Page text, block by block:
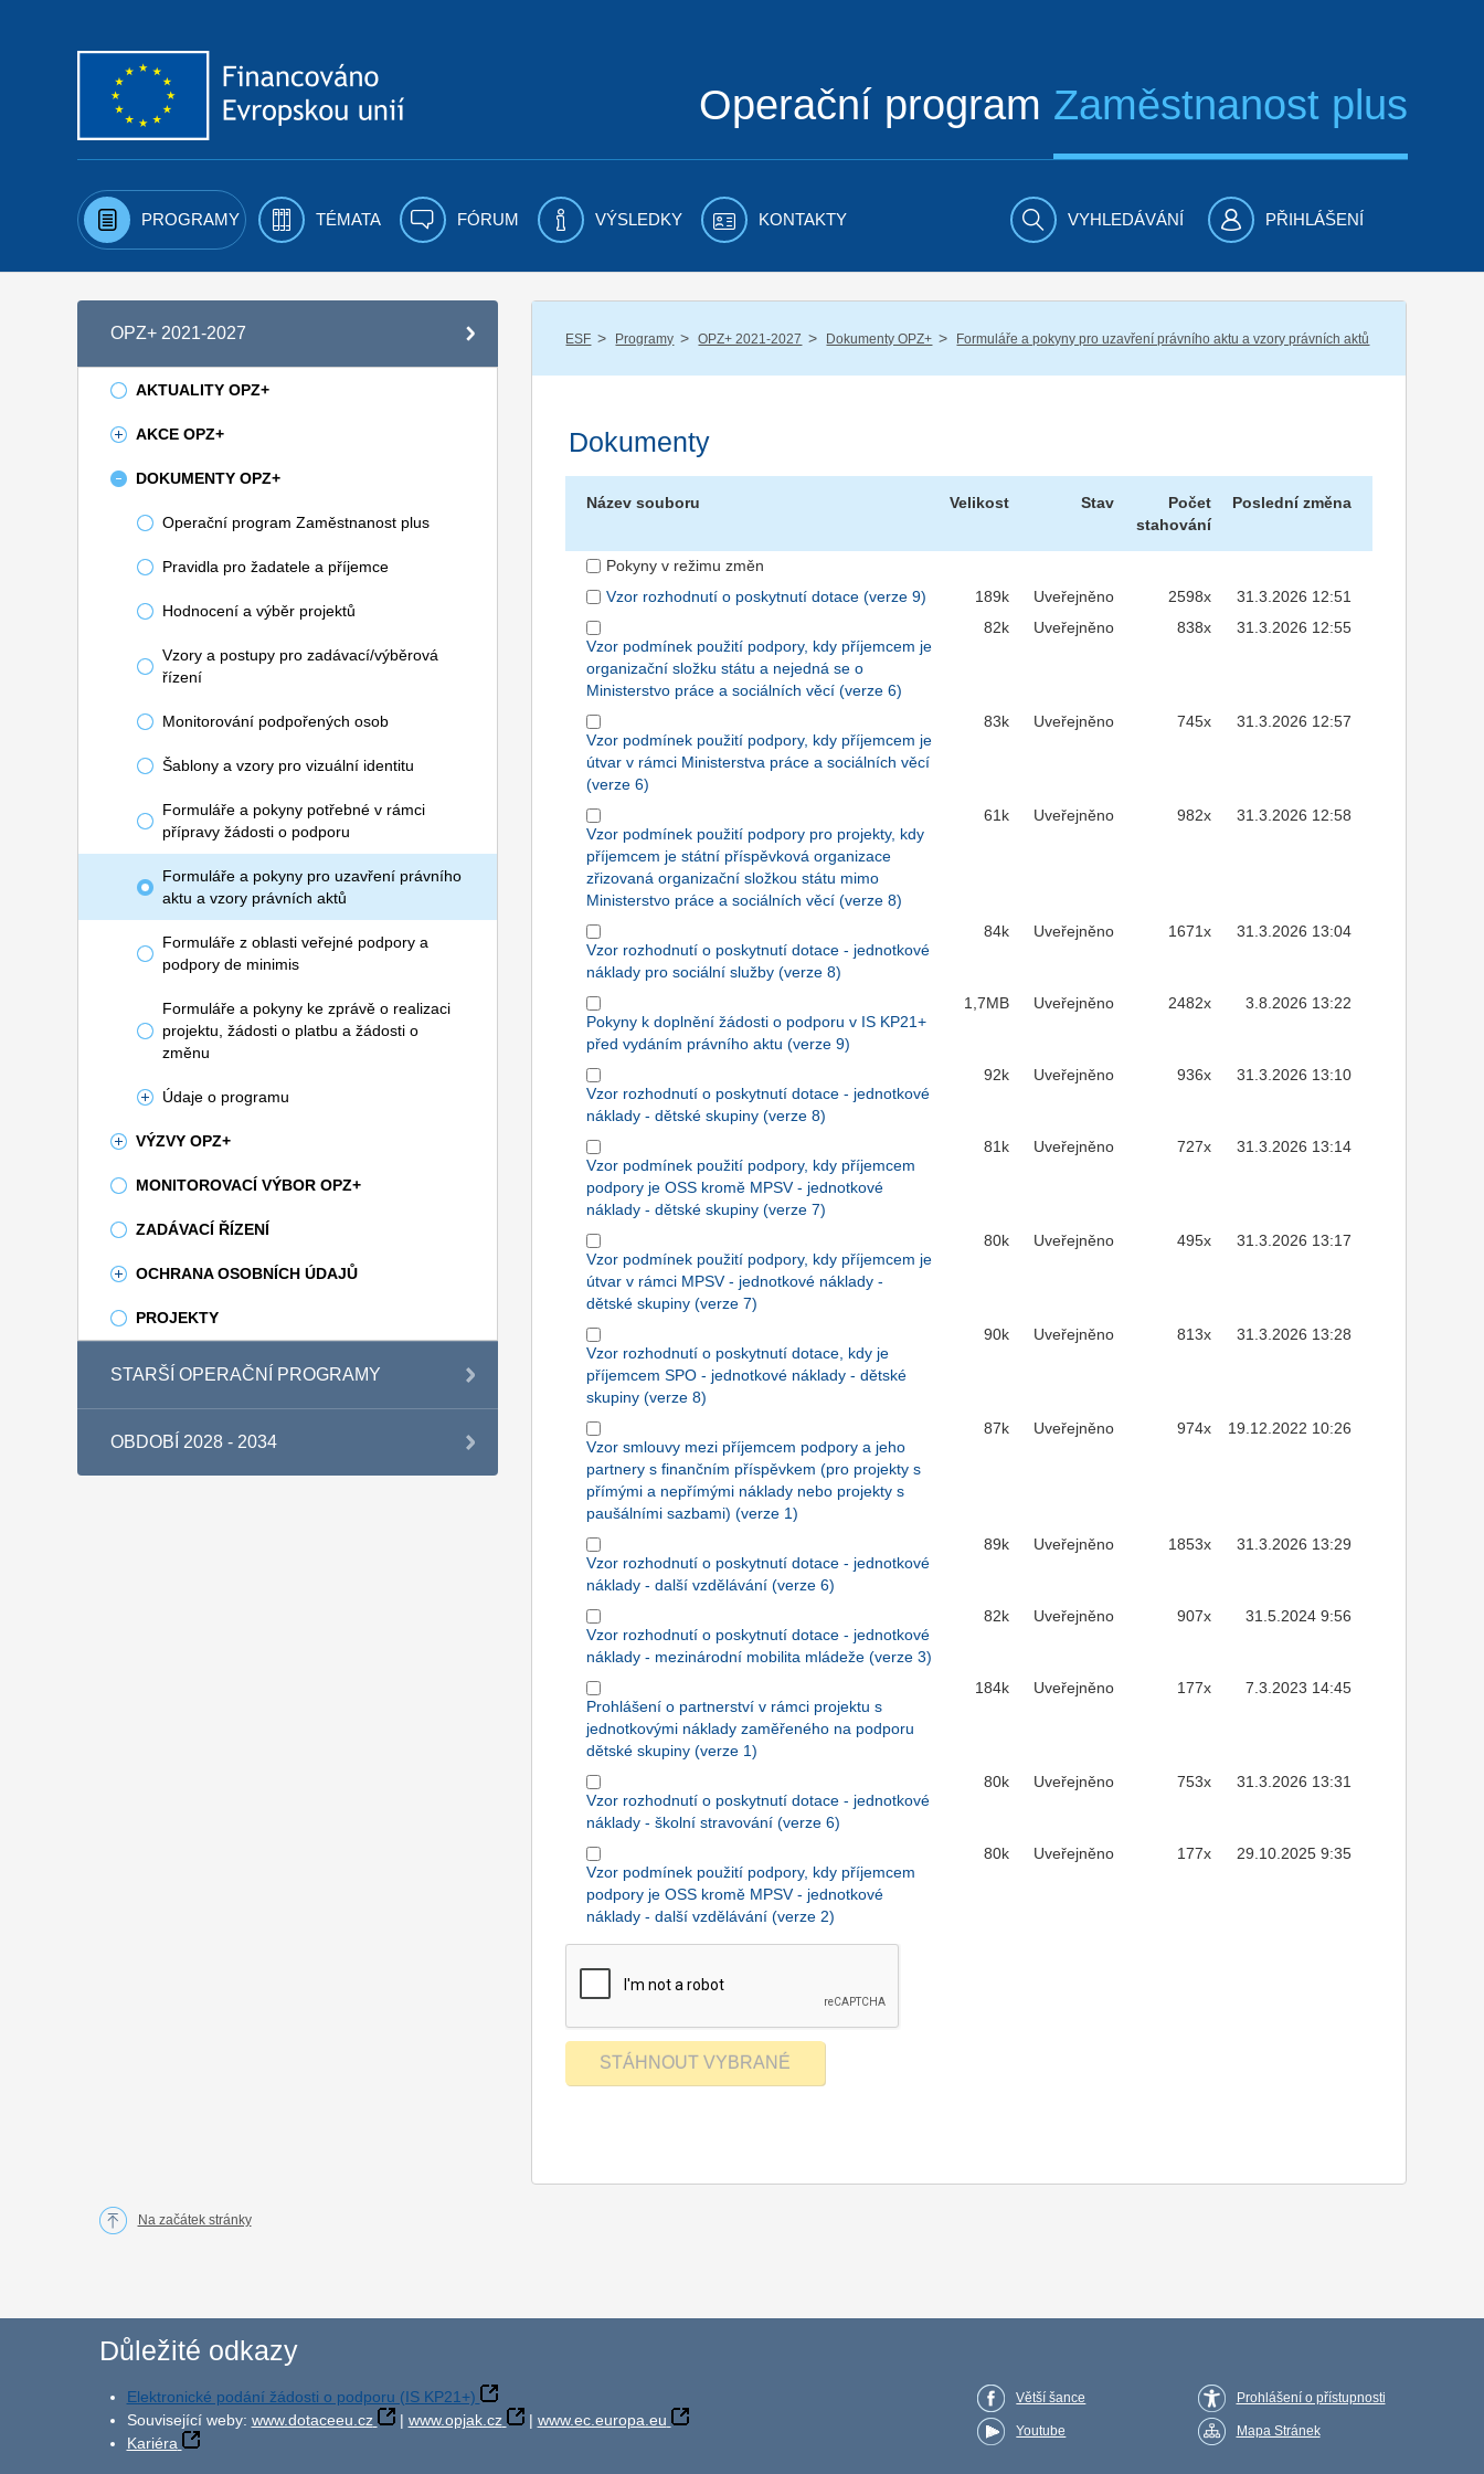
Operační program Zaměstnanost plus
PROGRAMY TÉMATA FÓRUM VÝSLEDKY KONTAKTY VYHLEDÁVÁNÍ PŘIHLÁŠENÍ
OPZ+ 2021-2027
AKTUALITY OPZ+
AKCE OPZ+
DOKUMENTY OPZ+
Operační program Zaměstnanost plus
Pravidla pro žadatele a příjemce
Hodnocení a výběr projektů
Vzory a postupy pro zadávací/výběrová
řízení
Monitorování podpořených osob
Šablony a vzory pro vizuální identitu
Formuláře a pokyny potřebné v rámci
přípravy žádosti o podporu
Formuláře a pokyny pro uzavření právního
aktu a vzory právních aktů
Formuláře z oblasti veřejné podpory a
podpory de minimis
Formuláře a pokyny ke zprávě o realizaci
projektu, žádosti o platbu a žádosti o
změnu
Údaje o programu
VÝZVY OPZ+
MONITOROVACÍ VÝBOR OPZ+
ZADÁVACÍ ŘÍZENÍ
OCHRANA OSOBNÍCH ÚDAJŮ
PROJEKTY
STARŠÍ OPERAČNÍ PROGRAMY
OBDOBÍ 2028 - 2034
ESF / Programy / OPZ+ 2021-2027 / Dokumenty OPZ+ / Formuláře a pokyny pro uzavření právního aktu a vzory právních aktů
Dokumenty
Název souboru Velikost Stav
Počet
stahování
Poslední změna
Pokyny v režimu změn
Vzor rozhodnutí o poskytnutí dotace (verze 9)
189k Uveřejněno 2598x 31.3.2026 12:51
Vzor podmínek použití podpory, kdy příjemcem je
organizační složku státu a nejedná se o
Ministerstvo práce a sociálních věcí (verze 6)
82k Uveřejněno 838x 31.3.2026 12:55
Vzor podmínek použití podpory, kdy příjemcem je
útvar v rámci Ministerstva práce a sociálních věcí
(verze 6)
83k Uveřejněno 745x 31.3.2026 12:57
Vzor podmínek použití podpory pro projekty, kdy
příjemcem je státní příspěvková organizace
zřizovaná organizační složkou státu mimo
Ministerstvo práce a sociálních věcí (verze 8)
61k Uveřejněno 982x 31.3.2026 12:58
Vzor rozhodnutí o poskytnutí dotace - jednotkové
náklady pro sociální služby (verze 8)
84k Uveřejněno 1671x 31.3.2026 13:04
Pokyny k doplnění žádosti o podporu v IS KP21+
před vydáním právního aktu (verze 9)
1,7MB Uveřejněno 2482x 3.8.2026 13:22
Vzor rozhodnutí o poskytnutí dotace - jednotkové
náklady - dětské skupiny (verze 8)
92k Uveřejněno 936x 31.3.2026 13:10
Vzor podmínek použití podpory, kdy příjemcem
podpory je OSS kromě MPSV - jednotkové
náklady - dětské skupiny (verze 7)
81k Uveřejněno 727x 31.3.2026 13:14
Vzor podmínek použití podpory, kdy příjemcem je
útvar v rámci MPSV - jednotkové náklady -
dětské skupiny (verze 7)
80k Uveřejněno 495x 31.3.2026 13:17
Vzor rozhodnutí o poskytnutí dotace, kdy je
příjemcem SPO - jednotkové náklady - dětské
skupiny (verze 8)
90k Uveřejněno 813x 31.3.2026 13:28
Vzor smlouvy mezi příjemcem podpory a jeho
partnery s finančním příspěvkem (pro projekty s
přímými a nepřímými náklady nebo projekty s
paušálními sazbami) (verze 1)
87k Uveřejněno 974x 19.12.2022 10:26
Vzor rozhodnutí o poskytnutí dotace - jednotkové
náklady - další vzdělávání (verze 6)
89k Uveřejněno 1853x 31.3.2026 13:29
Vzor rozhodnutí o poskytnutí dotace - jednotkové
náklady - mezinárodní mobilita mládeže (verze 3)
82k Uveřejněno 907x 31.5.2024 9:56
Prohlášení o partnerství v rámci projektu s
jednotkovými náklady zaměřeného na podporu
dětské skupiny (verze 1)
184k Uveřejněno 177x 7.3.2023 14:45
Vzor rozhodnutí o poskytnutí dotace - jednotkové
náklady - školní stravování (verze 6)
80k Uveřejněno 753x 31.3.2026 13:31
Vzor podmínek použití podpory, kdy příjemcem
podpory je OSS kromě MPSV - jednotkové
náklady - další vzdělávání (verze 2)
80k Uveřejněno 177x 29.10.2025 9:35
Na začátek stránky
Důležité odkazy
Elektronické podání žádosti o podporu (IS KP21+)
Související weby: www.dotaceeu.cz | www.opjak.cz | www.ec.europa.eu
Kariéra
Větší šance
Youtube
Prohlášení o přístupnosti
Mapa Stránek